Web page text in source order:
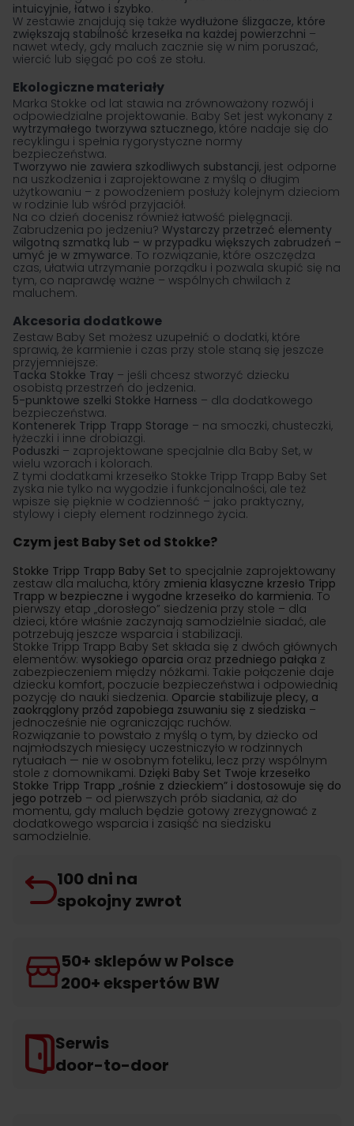
intuicyjnie, łatwo i szybko.
W zestawie znajdują się także wydłużone ślizgacze, które
zwiększają stabilność krzesełka na każdej powierzchni –
nawet wtedy, gdy maluch zacznie się w nim poruszać,
wiercić lub sięgać po coś ze stołu.
Ekologiczne materiały
Marka Stokke od lat stawia na zrównoważony rozwój i
odpowiedzialne projektowanie. Baby Set jest wykonany z
wytrzymałego tworzywa sztucznego, które nadaje się do
recyklingu i spełnia rygorystyczne normy
bezpieczeństwa.
Tworzywo nie zawiera szkodliwych substancji, jest odporne
na uszkodzenia i zaprojektowane z myślą o długim
użytkowaniu – z powodzeniem posłuży kolejnym dzieciom
w rodzinie lub wśród przyjaciół.
Na co dzień docenisz również łatwość pielęgnacji.
Zabrudzenia po jedzeniu? Wystarczy przetrzeć elementy
wilgotną szmatką lub – w przypadku większych zabrudzeń –
umyć je w zmywarce. To rozwiązanie, które oszczędza
czas, ułatwia utrzymanie porządku i pozwala skupić się na
tym, co naprawdę ważne – wspólnych chwilach z
maluchem.
Akcesoria dodatkowe
Zestaw Baby Set możesz uzupełnić o dodatki, które
sprawią, że karmienie i czas przy stole staną się jeszcze
przyjemniejsze:
Tacka Stokke Tray – jeśli chcesz stworzyć dziecku
osobistą przestrzeń do jedzenia.
5-punktowe szelki Stokke Harness – dla dodatkowego
bezpieczeństwa.
Kontenerek Tripp Trapp Storage – na smoczki, chusteczki,
łyżeczki i inne drobiazgi.
Poduszki – zaprojektowane specjalnie dla Baby Set, w
wielu wzorach i kolorach.
Z tymi dodatkami krzesełko Stokke Tripp Trapp Baby Set
zyska nie tylko na wygodzie i funkcjonalności, ale też
wpisze się pięknie w codzienność – jako praktyczny,
stylowy i ciepły element rodzinnego życia.
Czym jest Baby Set od Stokke?
Stokke Tripp Trapp Baby Set to specjalnie zaprojektowany
zestaw dla malucha, który zmienia klasyczne krzesło Tripp
Trapp w bezpieczne i wygodne krzesełko do karmienia. To
pierwszy etap „dorosłego” siedzenia przy stole – dla
dzieci, które właśnie zaczynają samodzielnie siadać, ale
potrzebują jeszcze wsparcia i stabilizacji.
Stokke Tripp Trapp Baby Set składa się z dwóch głównych
elementów: wysokiego oparcia oraz przedniego pałąka z
zabezpieczeniem między nóżkami. Takie połączenie daje
dziecku komfort, poczucie bezpieczeństwa i odpowiednią
pozycję do nauki siedzenia. Oparcie stabilizuje plecy, a
zaokrąglony przód zapobiega zsuwaniu się z siedziska –
jednocześnie nie ograniczając ruchów.
Rozwiązanie to powstało z myślą o tym, by dziecko od
najmłodszych miesięcy uczestniczyło w rodzinnych
rytuałach — nie w osobnym foteliku, lecz przy wspólnym
stole z domownikami. Dzięki Baby Set Twoje krzesełko
Stokke Tripp Trapp „rośnie z dzieckiem” i dostosowuje się do
jego potrzeb – od pierwszych prób siadania, aż do
momentu, gdy maluch będzie gotowy zrezygnować z
dodatkowego wsparcia i zasiąść na siedzisku
samodzielnie.
100 dni na
spokojny zwrot
50+ sklepów w Polsce
200+ ekspertów BW
Serwis
door-to-door